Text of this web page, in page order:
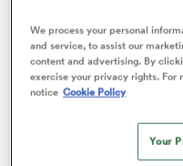
We process your personal
and service, to assist our
content and advertising. By
exercise your privacy rights.
notice Cookie Policy
Your